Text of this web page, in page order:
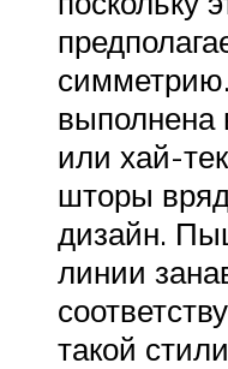
выполнена
или хай-
шторы
дизайн.
линии
такой